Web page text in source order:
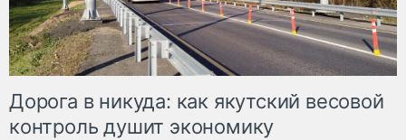
Дорога в никуда: как якутский весовой
контроль душит экономику